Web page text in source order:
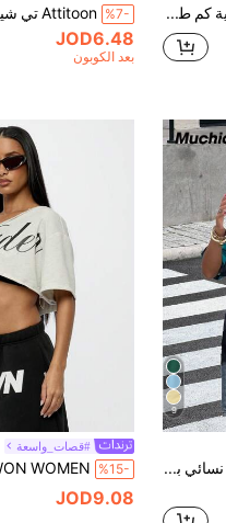
MUSERA ملابس علوية كم طويل بطبعات كبيرة الحجم، أنيقة للشارع، للاستخدام اليومي، بطبعات رياضية، عطلة صيفية 1997، تيشيرتات كاجوال للربيع والصيف %7-
JOD6.48
بعد الكوبون
9
Muchica تي شيرت نسائي بأكمام راغلان وطبعة رقمية وتصميم رقع دانتيل مخطط باللون الأخضر
#قصات_واسعة
%15-
JOD9.08